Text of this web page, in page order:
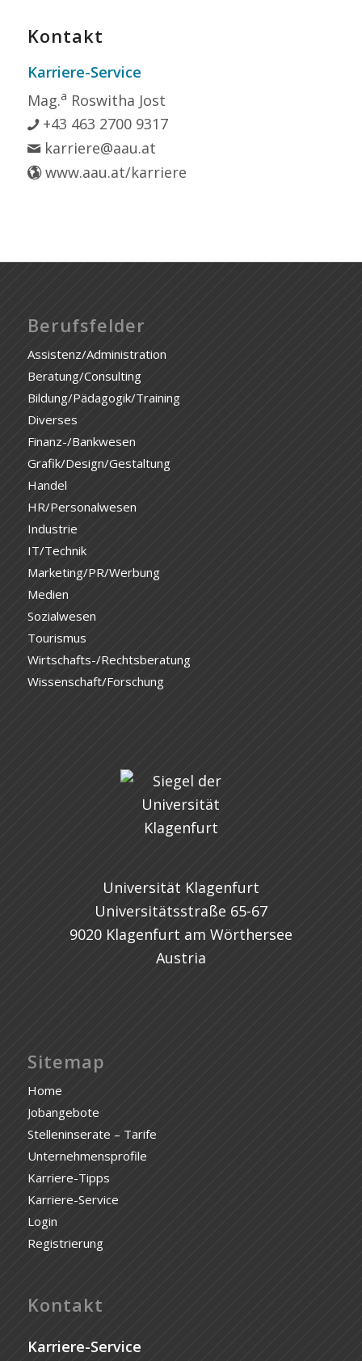
Kontakt
Karriere-Service
Mag.a Roswitha Jost
+43 463 2700 9317
karriere@aau.at
www.aau.at/karriere
Berufsfelder
Assistenz/Administration
Beratung/Consulting
Bildung/Pädagogik/Training
Diverses
Finanz-/Bankwesen
Grafik/Design/Gestaltung
Handel
HR/Personalwesen
Industrie
IT/Technik
Marketing/PR/Werbung
Medien
Sozialwesen
Tourismus
Wirtschafts-/Rechtsberatung
Wissenschaft/Forschung
Universität Klagenfurt
Universitätsstraße 65-67
9020 Klagenfurt am Wörthersee
Austria
Sitemap
Home
Jobangebote
Stelleninserate – Tarife
Unternehmensprofile
Karriere-Tipps
Karriere-Service
Login
Registrierung
Kontakt
Karriere-Service